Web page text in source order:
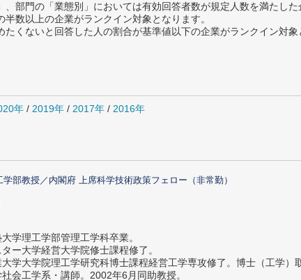
部門の「業態別」においては有効回答者数が規定人数を満たし
数以上の企業がランクイン対象となります。
くないと回答した人の割合が基準値以下の企業がランクイン対象
年 / 2019年 / 2017年 / 2016年
部教授／内閣府 上席科学技術政策フェロー（非常勤）
学理工学部管理工学科卒業。
ー大学経営大学院修士課程修了。
学大学院理工学研究科博士課程経営工学専攻修了。博士（工学）
会工学系・講師。2002年6月同助教授。